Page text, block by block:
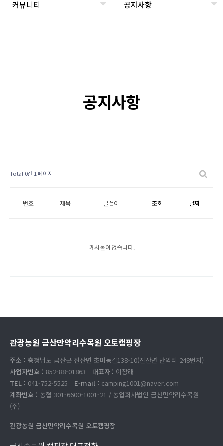
커뮤니티 공지사항
공지사항
Total 0건 1 페이지
번호 제목 글쓴이 조회 날짜
게시물이 없습니다.
관광농원 금산만악리수목원 오토캠핑장
주소 : 충청남도 금산군 진산면 초미동길138-10(진산면 만악리 248번지)
사업자번호 : 852-88-01863 대표자 : 이창래
TEL : 041-752-5525 E-mail : camping1001@naver.com
계좌번호 : 농협 301-6600-1001-21 / 농업회사법인 금산만악리수목원
(주)
관광농원 금산만악리수목원 오토캠핑장